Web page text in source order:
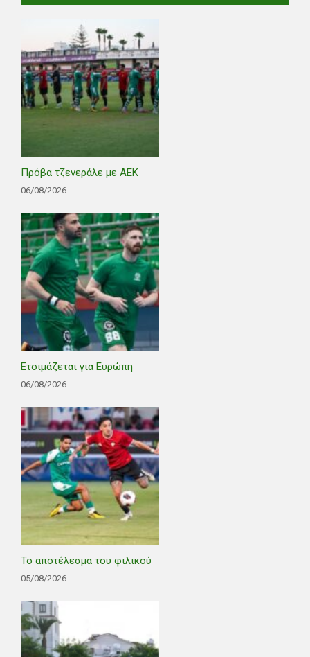
Πρόβα τζενεράλε με ΑΕΚ
06/08/2026
Ετοιμάζεται για Ευρώπη
06/08/2026
Το αποτέλεσμα του φιλικού
05/08/2026